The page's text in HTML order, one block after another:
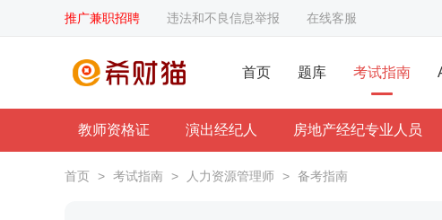
推广兼职招聘 违法和不良信息举报 在线客服
首页 题库 考试指南
教师资格证 演出经纪人 房地产经纪专业人员
首页 > 考试指南 > 人力资源管理师 > 备考指南